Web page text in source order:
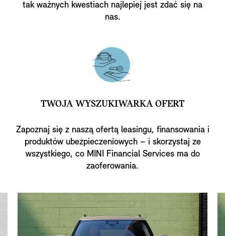
tak ważnych kwestiach najlepiej jest zdać się na
nas.
TWOJA WYSZUKIWARKA OFERT
Zapoznaj się z naszą ofertą leasingu, finansowania i
produktów ubezpieczeniowych – i skorzystaj ze
wszystkiego, co MINI Financial Services ma do
zaoferowania.